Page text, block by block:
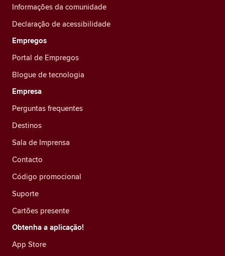
Informações da comunidade
Declaração de acessibilidade
Empregos
Portal de Empregos
Blogue de tecnologia
Empresa
Perguntas frequentes
Destinos
Sala de Imprensa
Contacto
Código promocional
Suporte
Cartões presente
Obtenha a aplicação!
App Store